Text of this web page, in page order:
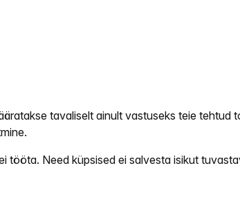
tavaliselt ainult vastuseks teie tehtud
tööta. Need küpsised ei salvesta isikut